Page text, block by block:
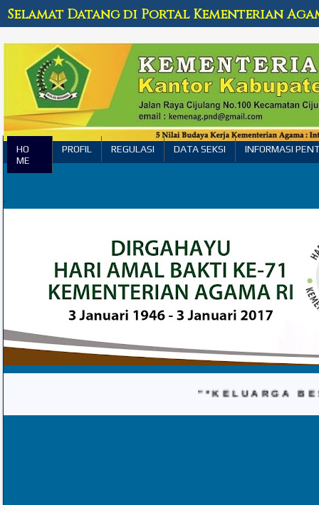
Selamat Datang di Portal Kementerian
HO
ME
PROFIL REGULASI DATA SEKSI INFORMASI
.
"*KELUARGA